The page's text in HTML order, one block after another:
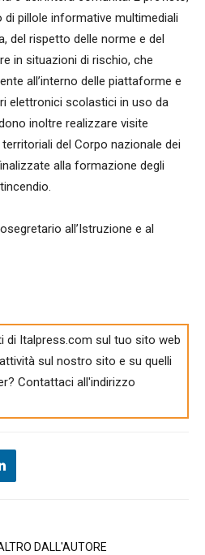
di pillole informative multimediali
del rispetto delle norme e del
in situazioni di rischio, che
all’interno delle piattaforme e
elettronici scolastici in uso da
inoltre realizzare visite
del Corpo nazionale dei
alla formazione degli
all’Istruzione e al
di Italpress.com sul tuo sito web
sul nostro sito e su quelli
Contattaci all'indirizzo
DALL'AUTORE